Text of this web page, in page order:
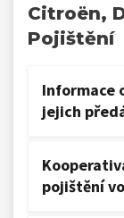
Citroën,
Pojištění
Informace
jejich
pojištění